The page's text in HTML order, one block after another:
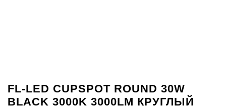
FL-LED CUPSPOT ROUND 30W
BLACK 3000K 3000LM КРУГЛЫЙ